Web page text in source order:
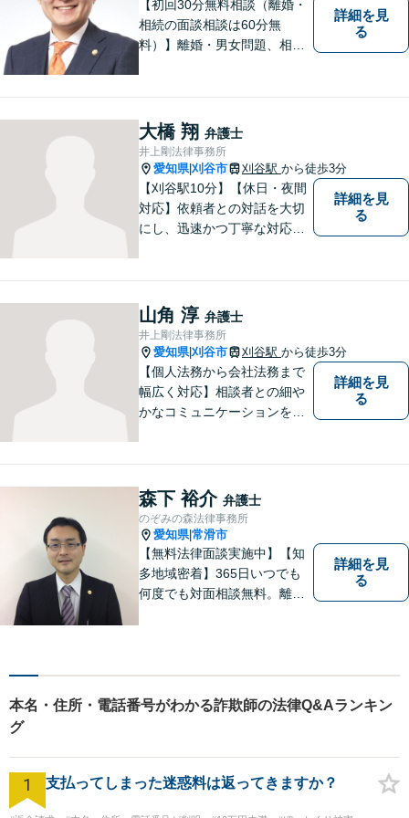
【初回30分無料相談（離婚・
相続の面談相談は60分無
料）】離婚・男女問題、相
り。】【土日対応（要予
約）】
詳細を見
る
大橋 翔 弁護士
井上剛法律事務所
愛知県|刈谷市 刈谷駅 から徒歩3分
【刈谷駅10分】【休日・夜間
対応】依頼者との対話を大切
にし、迅速かつ丁寧な対応を
サービスを提供。【駐車場完
備】
詳細を見
る
山角 淳 弁護士
井上剛法律事務所
愛知県|刈谷市 刈谷駅 から徒歩3分
【個人法務から会社法務まで
幅広く対応】相談者との細や
かなコミュニケーションを大
ら、お早めにご相談くださ
い。【JR在来線「刈谷駅」4
分】【駐車場あり】
詳細を見
る
森下 裕介 弁護士
のぞみの森法律事務所
愛知県|常滑市
【無料法律面談実施中】【知
多地域密着】365日いつでも
何度でも対面相談無料。離
詳細を見
る
本名・住所・電話番号がわかる詐欺師の法律Q&Aランキン
グ
1 支払ってしまった迷惑料は返ってきますか？